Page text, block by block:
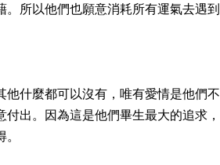
所以他們也願意消耗所有運氣去遇到
什麼都可以沒有，唯有愛情是他們不
出。因為這是他們畢生最大的追求，